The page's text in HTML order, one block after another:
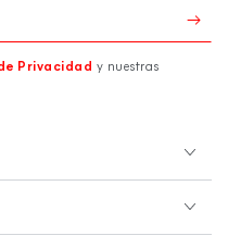
Privacidad y nuestras